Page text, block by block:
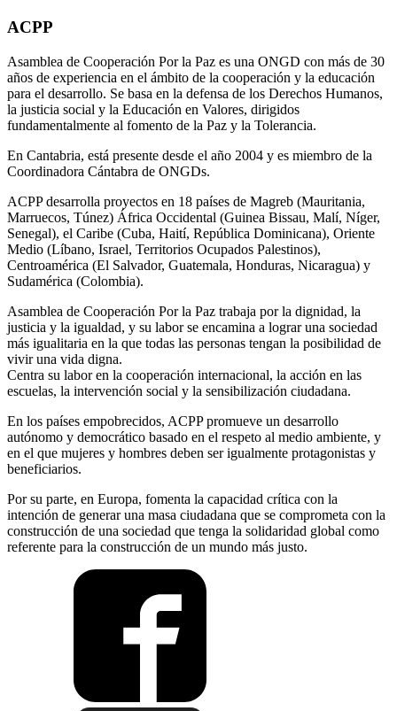
ACPP
Asamblea de Cooperación Por la Paz es una ONGD con más de 30
años de experiencia en el ámbito de la cooperación y la educación
para el desarrollo. Se basa en la defensa de los Derechos Humanos,
la justicia social y la Educación en Valores, dirigidos
fundamentalmente al fomento de la Paz y la Tolerancia.
En Cantabria, está presente desde el año 2004 y es miembro de la
Coordinadora Cántabra de ONGDs.
ACPP desarrolla proyectos en 18 países de Magreb (Mauritania,
Marruecos, Túnez) África Occidental (Guinea Bissau, Malí, Níger,
Senegal), el Caribe (Cuba, Haití, República Dominicana), Oriente
Medio (Líbano, Israel, Territorios Ocupados Palestinos),
Centroamérica (El Salvador, Guatemala, Honduras, Nicaragua) y
Sudamérica (Colombia).
Asamblea de Cooperación Por la Paz trabaja por la dignidad, la
justicia y la igualdad, y su labor se encamina a lograr una sociedad
más igualitaria en la que todas las personas tengan la posibilidad de
vivir una vida digna.
Centra su labor en la cooperación internacional, la acción en las
escuelas, la intervención social y la sensibilización ciudadana.
En los países empobrecidos, ACPP promueve un desarrollo
autónomo y democrático basado en el respeto al medio ambiente, y
en el que mujeres y hombres deben ser igualmente protagonistas y
beneficiarios.
Por su parte, en Europa, fomenta la capacidad crítica con la
intención de generar una masa ciudadana que se comprometa con la
construcción de una sociedad que tenga la solidaridad global como
referente para la construcción de un mundo más justo.